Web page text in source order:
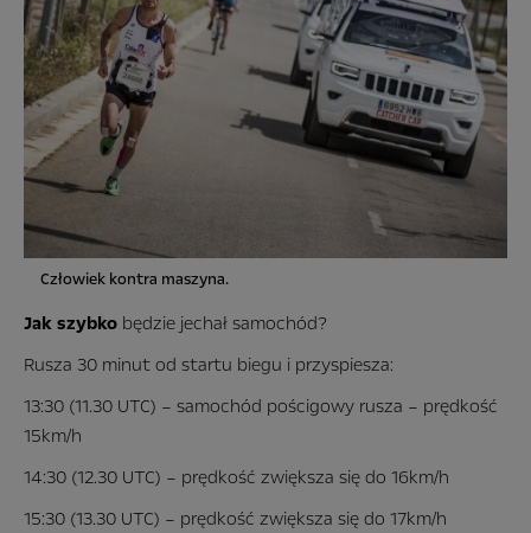
Człowiek kontra maszyna.
Jak szybko będzie jechał samochód?
Rusza 30 minut od startu biegu i przyspiesza:
13:30 (11.30 UTC) – samochód pościgowy rusza – prędkość
15km/h
14:30 (12.30 UTC) – prędkość zwiększa się do 16km/h
15:30 (13.30 UTC) – prędkość zwiększa się do 17km/h